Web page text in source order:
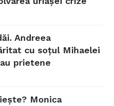
Andreea
cu soțul Mihaelei
prietene
Monica